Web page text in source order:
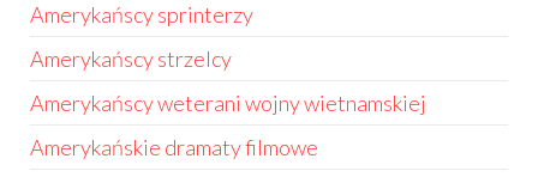
Amerykańscy sprinterzy
Amerykańscy strzelcy
Amerykańscy weterani wojny wietnamskiej
Amerykańskie dramaty filmowe